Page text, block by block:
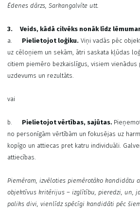
Ēdenes dārzs, Sarkangalvīte utt.
3.
Veids, kādā cilvēks nonāk līdz
a.
Pielietojot loģiku. Viņi vadās pēc
uz cēloņiem un sekām, ātri saskata kļūdas
citiem piemēro bezkaislīgus, visiem vienādus
uzdevums un rezultāts.
vai
b. Pielietojot vērtības, sajūtas.
no personīgām vērtībām un fokusējas uz
kopīgo un attiecas pret katru individuāli.
attiecības.
Piemēram, izvēloties piemērotāko kandidātu
objektīvus kritērijus – izglītību, pieredzi, un,
paliks divi, vienlīdz spēcīgi kandidāti pēc